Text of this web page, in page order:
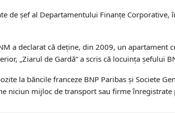
de şef al Departamentului Finanţe Corporative,
a declarat că deţine, din 2009, un apartament
„Ziarul de Gardă” a scris că locuinţa şefului
la băncile franceze BNP Paribas şi Societe
niciun mijloc de transport sau firme înregistrate